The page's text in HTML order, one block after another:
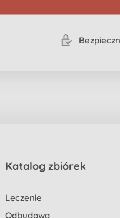
Katalog zbiórek
Leczenie
Odbudowa